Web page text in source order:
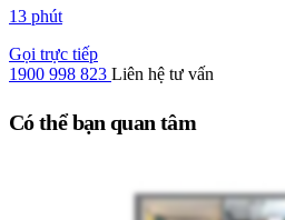
13 phút
Gọi trực tiếp
1900 998 823 Liên hệ tư vấn
Có thể bạn quan tâm